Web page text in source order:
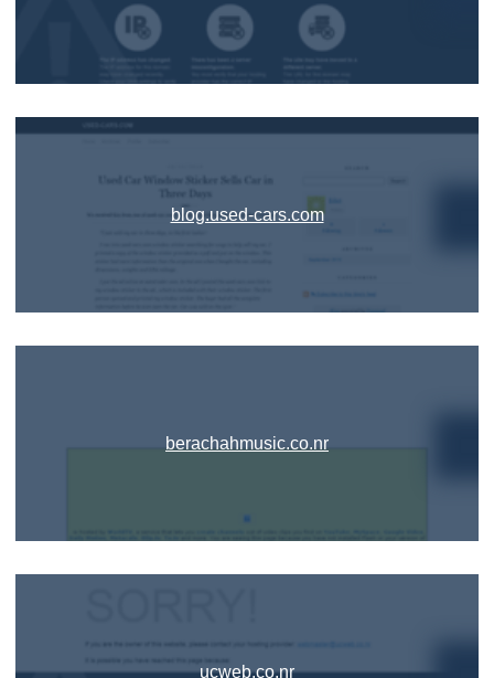
blog.used-cars.com
berachahmusic.co.nr
ucweb.co.nr